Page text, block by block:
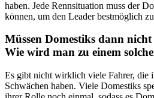
haben. Jede Rennsituation muss der
können, um den Leader bestmöglich
Müssen Domestiks dann
Wie wird man zu einem
Es gibt nicht wirklich viele Fahrer, die
Schwächen haben. Viele Domestiks